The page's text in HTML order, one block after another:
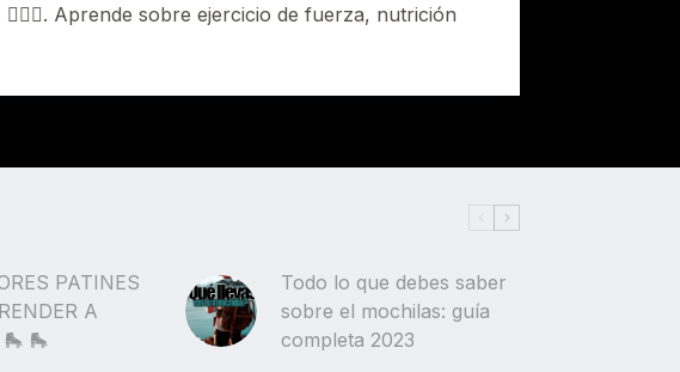
Aprende sobre ejercicio de fuerza, nutrición
PATINES
A
🛼
Todo lo que debes saber
sobre el mochilas: guía
completa 2023